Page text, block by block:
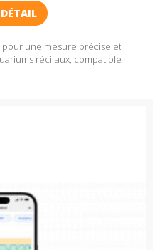
pour une mesure précise et
récifaux, compatible